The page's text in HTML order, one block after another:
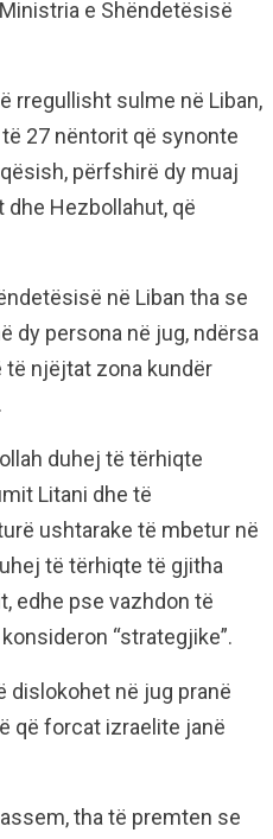
e Shëndetësisë
rregullisht sulme në Liban,
27 nëntorit që synonte
përfshirë dy muaj
Hezbollahut, që
në Liban tha se
dy persona në jug, ndërsa
njëjtat zona kundër
duhej të tërhiqte
Litani dhe të
ushtarake të mbetur në
të tërhiqte të gjitha
edhe pse vazhdon të
“strategjike”.
dislokohet në jug pranë
që forcat izraelite janë
tha të premten se